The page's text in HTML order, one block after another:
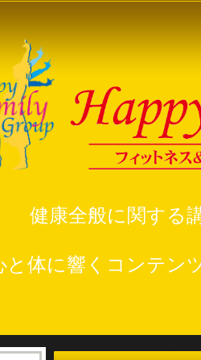
健康全般に関する
と体に響くコンテン